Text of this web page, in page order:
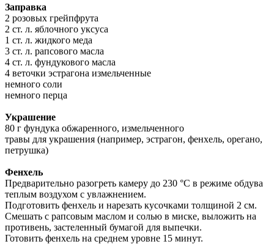
Заправка
2 розовых грейпфрута
2 ст. л. яблочного уксуса
1 ст. л. жидкого меда
3 ст. л. рапсового масла
4 ст. л. фундукового масла
4 веточки эстрагона измельченные
немного соли
немного перца
Украшение
80 г фундука обжаренного, измельченного
травы для украшения (например, эстрагон, фенхель, орегано,
петрушка)
Фенхель
Предварительно разогреть камеру до 230 °C в режиме обдува
теплым воздухом с увлажнением.
Подготовить фенхель и нарезать кусочками толщиной 2 см.
Смешать с рапсовым маслом и солью в миске, выложить на
противень, застеленный бумагой для выпечки.
Готовить фенхель на среднем уровне 15 минут.